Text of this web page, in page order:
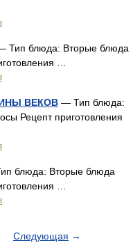
Тип блюда: Вторые блюда
…
ВЕКОВ — Тип блюда:
Рецепт приготовления
блюда: Вторые блюда
…
Следующая →